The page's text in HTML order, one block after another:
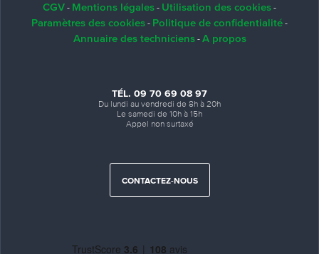
CGV - Mentions légales - Utilisation des cookies -
Paramètres des cookies - Politique de confidentialité -
Annuaire des techniciens- A propos
TÉL. 09 70 69 08 97
Du lundi au vendredi de 8h à 20h
Le samedi de 10h à 15h
Appel non surtaxé
CONTACTEZ-NOUS